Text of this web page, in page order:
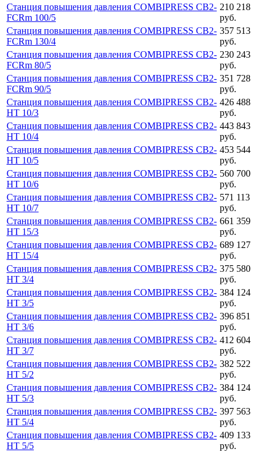
Станция повышения давления COMBIPRESS CB2-
FCRm 100/5
210 218
руб.
Станция повышения давления COMBIPRESS CB2-
FCRm 130/4
357 513
руб.
Станция повышения давления COMBIPRESS CB2-
FCRm 80/5
230 243
руб.
Станция повышения давления COMBIPRESS CB2-
FCRm 90/5
351 728
руб.
Станция повышения давления COMBIPRESS CB2-
HT 10/3
426 488
руб.
Станция повышения давления COMBIPRESS CB2-
HT 10/4
443 843
руб.
Станция повышения давления COMBIPRESS CB2-
HT 10/5
453 544
руб.
Станция повышения давления COMBIPRESS CB2-
HT 10/6
560 700
руб.
Станция повышения давления COMBIPRESS CB2-
HT 10/7
571 113
руб.
Станция повышения давления COMBIPRESS CB2-
HT 15/3
661 359
руб.
Станция повышения давления COMBIPRESS CB2-
HT 15/4
689 127
руб.
Станция повышения давления COMBIPRESS CB2-
HT 3/4
375 580
руб.
Станция повышения давления COMBIPRESS CB2-
HT 3/5
384 124
руб.
Станция повышения давления COMBIPRESS CB2-
HT 3/6
396 851
руб.
Станция повышения давления COMBIPRESS CB2-
HT 3/7
412 604
руб.
Станция повышения давления COMBIPRESS CB2-
HT 5/2
382 522
руб.
Станция повышения давления COMBIPRESS CB2-
HT 5/3
384 124
руб.
Станция повышения давления COMBIPRESS CB2-
HT 5/4
397 563
руб.
Станция повышения давления COMBIPRESS CB2-
HT 5/5
409 133
руб.